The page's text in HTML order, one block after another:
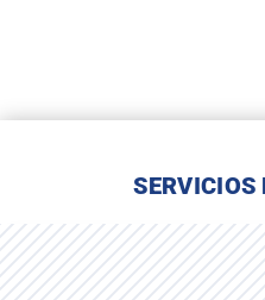
SERVICIOS